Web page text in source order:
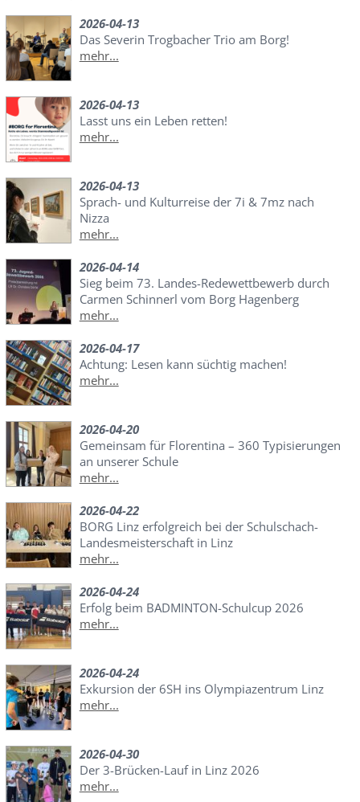
2026-04-13
Das Severin Trogbacher Trio am Borg!
mehr...
2026-04-13
Lasst uns ein Leben retten!
mehr...
2026-04-13
Sprach- und Kulturreise der 7i & 7mz nach
Nizza
mehr...
2026-04-14
Sieg beim 73. Landes-Redewettbewerb durch
Carmen Schinnerl vom Borg Hagenberg
mehr...
2026-04-17
Achtung: Lesen kann süchtig machen!
mehr...
2026-04-20
Gemeinsam für Florentina – 360 Typisierungen
an unserer Schule
mehr...
2026-04-22
BORG Linz erfolgreich bei der Schulschach-
Landesmeisterschaft in Linz
mehr...
2026-04-24
Erfolg beim BADMINTON-Schulcup 2026
mehr...
2026-04-24
Exkursion der 6SH ins Olympiazentrum Linz
mehr...
2026-04-30
Der 3-Brücken-Lauf in Linz 2026
mehr...